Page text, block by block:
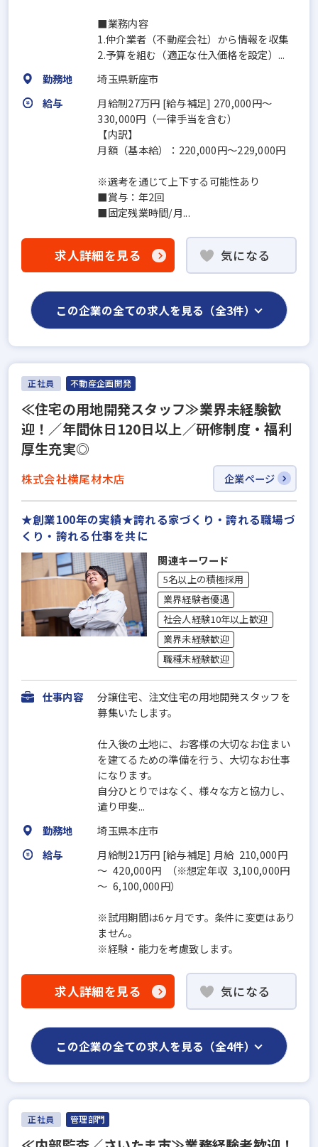
■業務内容
1.仲介業者（不動産会社）から情報を収集
2.予算を組む（適正な仕入価格を設定）...
勤務地
埼玉県新座市
給与
月給制27万円 [給与補足] 270,000円～
330,000円（一律手当を含む）
【内訳】
月額（基本給）：220,000円～229,000円
※選考を通じて上下する可能性あり
■賞与：年2回
■固定残業時間/月...
求人詳細を見る 気になる
この企業の全ての求人を見る（全3件）
正社員 不動産企画開発
≪住宅の用地開発スタッフ≫業界未経験歓
迎！／年間休日120日以上／研修制度・福利
厚生充実◎
株式会社横尾材木店 企業ページ
★創業100年の実績★誇れる家づくり・誇れる職場づ
くり・誇れる仕事を共に
関連キーワード
5名以上の積極採用
業界経験者優遇
社会人経験10年以上歓迎
業界未経験歓迎
職種未経験歓迎
仕事内容
分譲住宅、注文住宅の用地開発スタッフを
募集いたします。
仕入後の土地に、お客様の大切なお住まい
を建てるための準備を行う、大切なお仕事
になります。
自分ひとりではなく、様々な方と協力し、
遣り甲斐...
勤務地
埼玉県本庄市
給与
月給制21万円 [給与補足] 月給 210,000円
～ 420,000円 （※想定年収 3,100,000円
～ 6,100,000円）
※試用期間は6ヶ月です。条件に変更はあり
ません。
※経験・能力を考慮致します。
求人詳細を見る 気になる
この企業の全ての求人を見る（全4件）
正社員 管理部門